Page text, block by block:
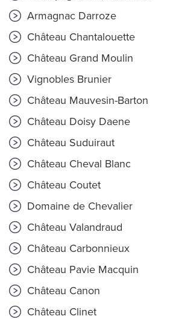
Armagnac Darroze
Château Chantalouette
Château Grand Moulin
Vignobles Brunier
Château Mauvesin-Barton
Château Doisy Daene
Château Suduiraut
Château Cheval Blanc
Château Coutet
Domaine de Chevalier
Château Valandraud
Château Carbonnieux
Château Pavie Macquin
Château Canon
Château Clinet